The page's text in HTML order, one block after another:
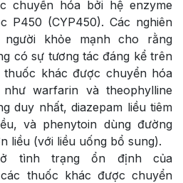
chuyển hóa bởi hệ enzyme
P450 (CYP450). Các nghiên
khỏe mạnh cho rằng
có sự tương tác đáng kể trên
thuốc khác được chuyển hóa
warfarin và theophylline
duy nhất, diazepam liều tiêm
và phenytoin dùng đường
liều (với liều uống bổ sung).
tình trạng ổn định của
thuốc khác được chuyển